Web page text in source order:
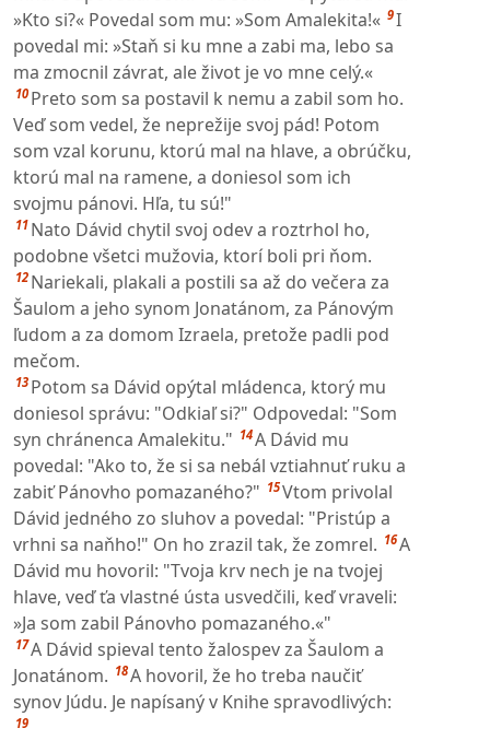
»Kto si?« Povedal som mu: »Som Amalekita!« 9I
povedal mi: »Staň si ku mne a zabi ma, lebo sa
ma zmocnil závrat, ale život je vo mne celý.«
10 Preto som sa postavil k nemu a zabil som ho.
Veď som vedel, že neprežije svoj pád! Potom
som vzal korunu, ktorú mal na hlave, a obrúčku,
ktorú mal na ramene, a doniesol som ich
svojmu pánovi. Hľa, tu sú!"
11 Nato Dávid chytil svoj odev a roztrhol ho,
podobne všetci mužovia, ktorí boli pri ňom.
12 Nariekali, plakali a postili sa až do večera za
Šaulom a jeho synom Jonatánom, za Pánovým
ľudom a za domom Izraela, pretože padli pod
mečom.
13 Potom sa Dávid opýtal mládenca, ktorý mu
doniesol správu: "Odkiaľ si?" Odpovedal: "Som
syn chránenca Amalekitu." 14A Dávid mu
povedal: "Ako to, že si sa nebál vztiahnuť ruku a
zabiť Pánovho pomazaného?" 15Vtom privolal
Dávid jedného zo sluhov a povedal: "Pristúp a
vrhni sa naňho!" On ho zrazil tak, že zomrel. 16A
Dávid mu hovoril: "Tvoja krv nech je na tvojej
hlave, veď ťa vlastné ústa usvedčili, keď vraveli:
»Ja som zabil Pánovho pomazaného.«"
17A Dávid spieval tento žalospev za Šaulom a
Jonatánom. 18A hovoril, že ho treba naučiť
synov Júdu. Je napísaný v Knihe spravodlivých:
19